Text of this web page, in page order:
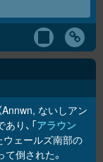
Annwn, ないしアン
り、「アラウン
ウェールズ南部の
て倒された。